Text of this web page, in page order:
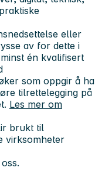
eller
av for dette i
én kvalifisert
som oppgir å ha
tilrettelegging på
Les mer om
brukt til
virksomheter